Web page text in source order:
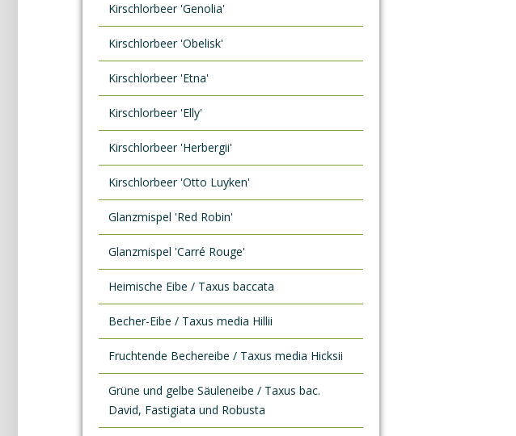
Kirschlorbeer 'Genolia'
Kirschlorbeer 'Obelisk'
Kirschlorbeer 'Etna'
Kirschlorbeer 'Elly'
Kirschlorbeer 'Herbergii'
Kirschlorbeer 'Otto Luyken'
Glanzmispel 'Red Robin'
Glanzmispel 'Carré Rouge'
Heimische Eibe / Taxus baccata
Becher-Eibe / Taxus media Hillii
Fruchtende Bechereibe / Taxus media Hicksii
Grüne und gelbe Säuleneibe / Taxus bac.
David, Fastigiata und Robusta